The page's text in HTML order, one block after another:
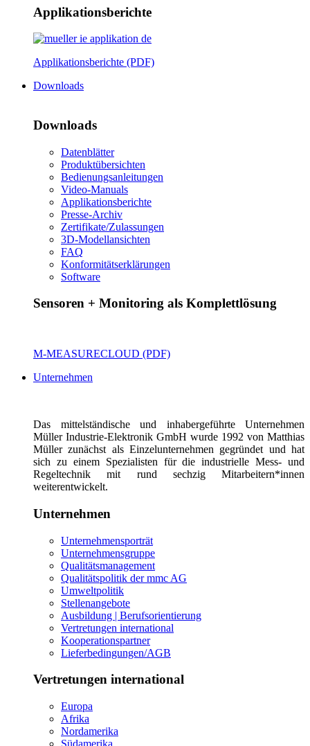
Applikationsberichte
Applikationsberichte (PDF)
Downloads
Downloads
Datenblätter
Produktübersichten
Bedienungsanleitungen
Video-Manuals
Applikationsberichte
Presse-Archiv
Zertifikate/Zulassungen
3D-Modellansichten
FAQ
Konformitätserklärungen
Software
Sensoren + Monitoring als Komplettlösung
M-MEASURECLOUD (PDF)
Unternehmen
Das mittelständische und inhabergeführte Unternehmen
Müller Industrie-Elektronik GmbH wurde 1992 von Matthias
Müller zunächst als Einzelunternehmen gegründet und hat
sich zu einem Spezialisten für die industrielle Mess- und
Regeltechnik mit rund sechzig Mitarbeitern*innen
weiterentwickelt.
Unternehmen
Unternehmensporträt
Unternehmensgruppe
Qualitätsmanagement
Qualitätspolitik der mmc AG
Umweltpolitik
Stellenangebote
Ausbildung | Berufsorientierung
Vertretungen international
Kooperationspartner
Lieferbedingungen/AGB
Vertretungen international
Europa
Afrika
Nordamerika
Südamerika